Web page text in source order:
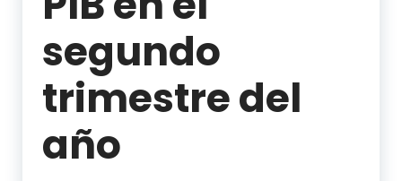
segundo
trimestre del
año